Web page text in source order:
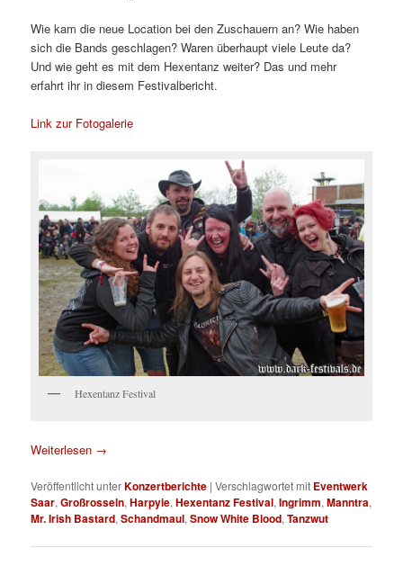
Wie kam die neue Location bei den Zuschauern an? Wie haben
sich die Bands geschlagen? Waren überhaupt viele Leute da?
Und wie geht es mit dem Hexentanz weiter? Das und mehr
erfahrt ihr in diesem Festivalbericht.
Link zur Fotogalerie
Hexentanz Festival
Weiterlesen →
Veröffentlicht unterKonzertberichte |Verschlagwortet mit Eventwerk
Saar,Großrosseln,Harpyie,Hexentanz Festival,Ingrimm,Manntra,
Mr. Irish Bastard,Schandmaul,Snow White Blood,Tanzwut